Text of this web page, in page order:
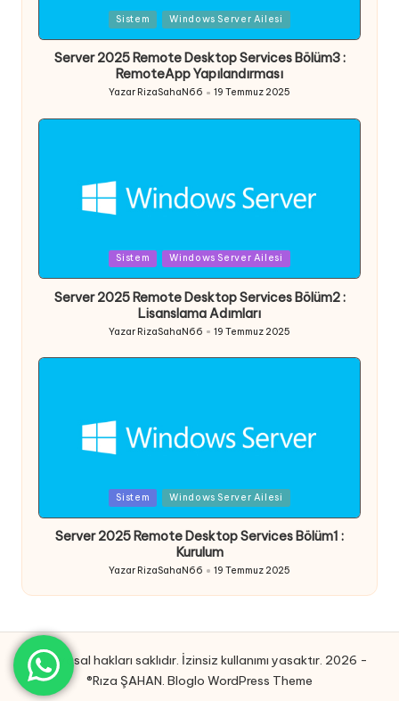
in
Sistem Windows Server Ailesi
Server 2025 Remote Desktop Services Bölüm3 :
RemoteApp Yapılandırması
Yazar RizaSahaN66 19 Temmuz 2025
in
Sistem Windows Server Ailesi
Server 2025 Remote Desktop Services Bölüm2 :
Lisanslama Adımları
Posted
Yazar RizaSahaN66 19 Temmuz 2025
in
Sistem Windows Server Ailesi
Server 2025 Remote Desktop Services Bölüm1 :
Kurulum
Posted
by
Yazar RizaSahaN66 19 Temmuz 2025
Tüm yasal hakları saklıdır. İzinsiz kullanımı yasaktır. 2026 -
®Rıza ŞAHAN. Bloglo WordPress Theme